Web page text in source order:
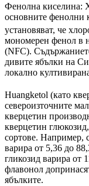
Фенолна киселина:
основните фенолни
установяват, че
мономерен фенол в
(NFC).
дивите ябълки на
локално
Huangketol (като
североизточните
кверцетин
кверцетин
сортове. Например,
варира от 5,36 до
гликозид варира от
флавонол
ябълките.